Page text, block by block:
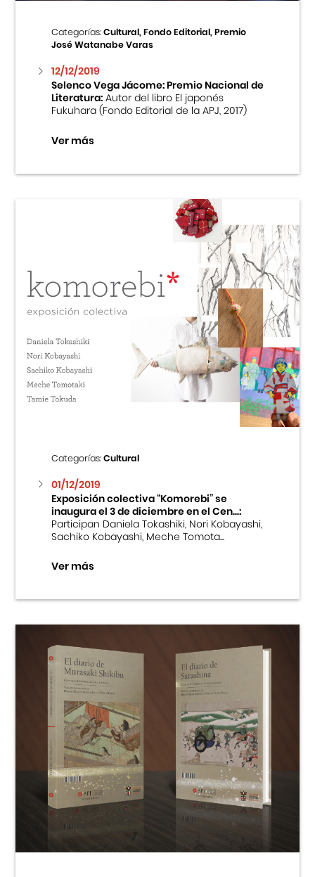
Categorías:Cultural, Fondo Editorial, Premio
José Watanabe Varas
12/12/2019
Selenco Vega Jácome: Premio Nacional de
Literatura:Autor del libro El japonés
Fukuhara (Fondo Editorial de la APJ, 2017)
Ver más
Categorías:Cultural
01/12/2019
Exposición colectiva “Komorebi” se
inaugura el 3 de diciembre en el Cen...:
Participan Daniela Tokashiki, Nori Kobayashi,
Sachiko Kobayashi, Meche Tomota...
Ver más